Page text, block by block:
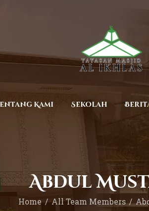
Kami Sekolah
Abdul
Home All Team Members
Tentang Kami
Sekolah
Yuk Berdonasi
Kontak